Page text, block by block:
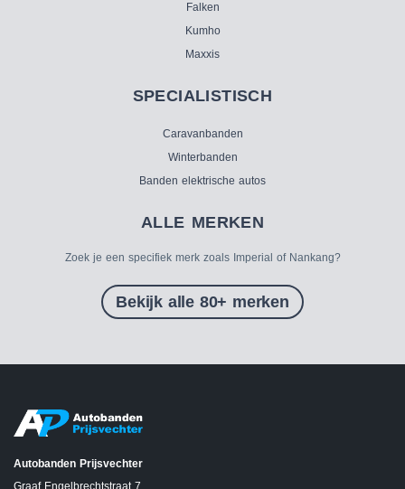
Falken
Kumho
Maxxis
SPECIALISTISCH
Caravanbanden
Winterbanden
Banden elektrische autos
ALLE MERKEN
Zoek je een specifiek merk zoals Imperial of Nankang?
Bekijk alle 80+ merken
Autobanden Prijsvechter
Graaf Engelbrechtstraat 7